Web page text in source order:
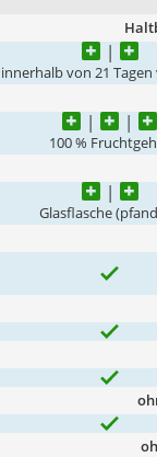
innerhalb von 21 Tagen
100 %
Glasflasche